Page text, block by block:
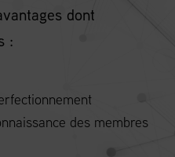
dont
:
des membres